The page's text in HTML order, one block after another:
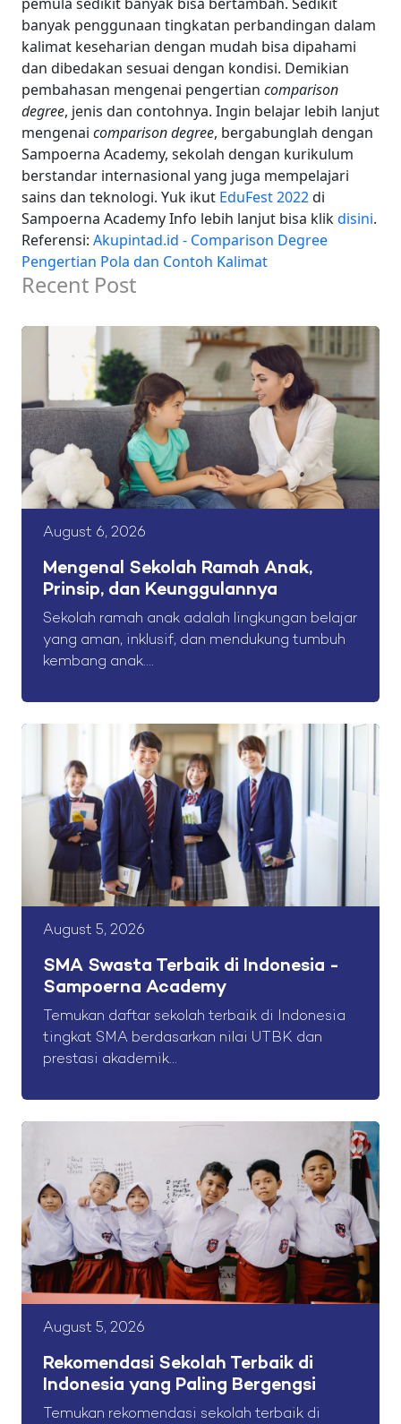
banyak penggunaan tingkatan perbandingan dalam
kalimat keseharian dengan mudah bisa dipahami
dan dibedakan sesuai dengan kondisi. Demikian
pembahasan mengenai pengertian comparison
degree, jenis dan contohnya. Ingin belajar lebih lanjut
mengenai comparison degree, bergabunglah dengan
Sampoerna Academy, sekolah dengan kurikulum
berstandar internasional yang juga mempelajari
sains dan teknologi. Yuk ikut EduFest 2022di
Sampoerna Academy Info lebih lanjut bisa klikdisini.
Referensi: Akupintad.id - Comparison Degree
Pengertian Pola dan Contoh Kalimat
Recent Post
August 6, 2026
Mengenal Sekolah Ramah Anak,
Prinsip, dan Keunggulannya
Sekolah ramah anak adalah lingkungan belajar
yang aman, inklusif, dan mendukung tumbuh
kembang anak....
August 5, 2026
SMA Swasta Terbaik di Indonesia -
Sampoerna Academy
Temukan daftar sekolah terbaik di Indonesia
tingkat SMA berdasarkan nilai UTBK dan
prestasi akademik...
August 5, 2026
Rekomendasi Sekolah Terbaik di
Indonesia yang Paling Bergengsi
Temukan rekomendasi sekolah terbaik di